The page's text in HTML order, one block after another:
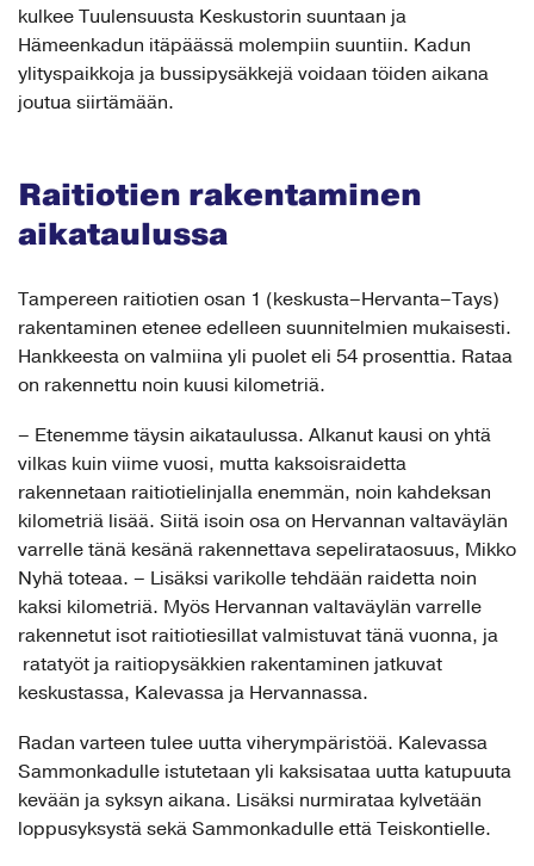
kulkee Tuulensuusta Keskustorin suuntaan ja
Hämeenkadun itäpäässä molempiin suuntiin. Kadun
ylityspaikkoja ja bussipysäkkejä voidaan töiden aikana
joutua siirtämään.
Raitiotien rakentaminen
aikataulussa
Tampereen raitiotien osan 1 (keskusta–Hervanta–Tays)
rakentaminen etenee edelleen suunnitelmien mukaisesti.
Hankkeesta on valmiina yli puolet eli 54 prosenttia. Rataa
on rakennettu noin kuusi kilometriä.
– Etenemme täysin aikataulussa. Alkanut kausi on yhtä
vilkas kuin viime vuosi, mutta kaksoisraidetta
rakennetaan raitiotielinjalla enemmän, noin kahdeksan
kilometriä lisää. Siitä isoin osa on Hervannan valtaväylän
varrelle tänä kesänä rakennettava sepelirataosuus, Mikko
Nyhä toteaa. – Lisäksi varikolle tehdään raidetta noin
kaksi kilometriä. Myös Hervannan valtaväylän varrelle
rakennetut isot raitiotiesillat valmistuvat tänä vuonna, ja
ratatyöt ja raitiopysäkkien rakentaminen jatkuvat
keskustassa, Kalevassa ja Hervannassa.
Radan varteen tulee uutta viherympäristöä. Kalevassa
Sammonkadulle istutetaan yli kaksisataa uutta katupuuta
kevään ja syksyn aikana. Lisäksi nurmirataa kylvetään
loppusyksystä sekä Sammonkadulle että Teiskontielle.